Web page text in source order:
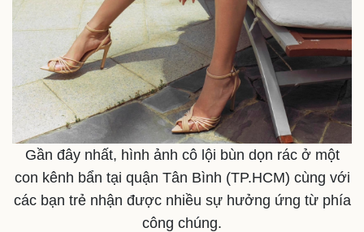
Gần đây nhất, hình ảnh cô lội bùn dọn rác ở một
con kênh bẩn tại quận Tân Bình (TP.HCM) cùng với
các bạn trẻ nhận được nhiều sự hưởng ứng từ phía
công chúng.